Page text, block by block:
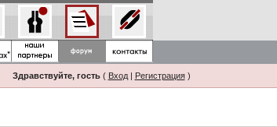
Здравствуйте, гость( Вход| Регистрация)